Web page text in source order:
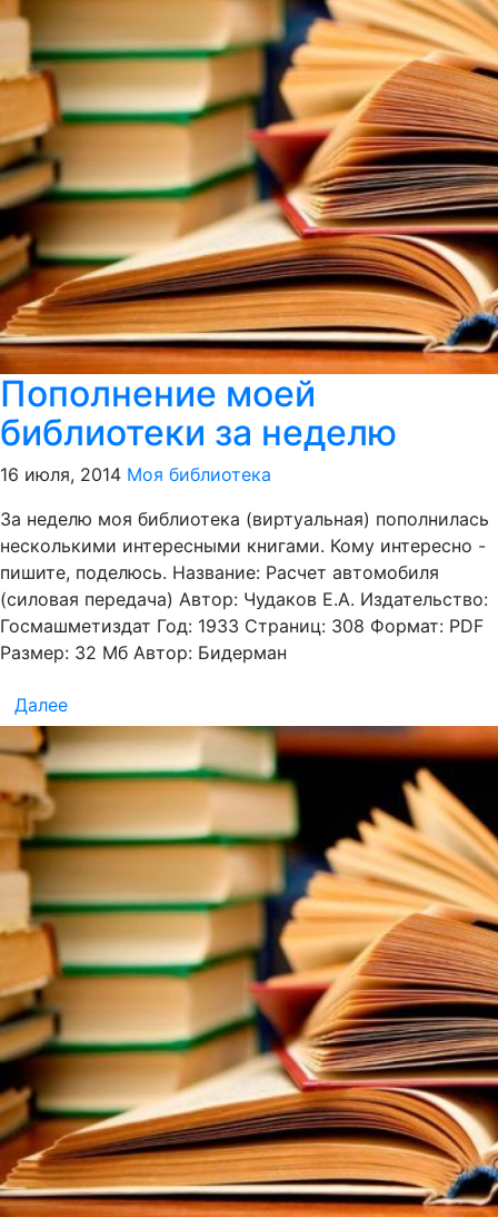
Пополнение моей
библиотеки за неделю
16 июля, 2014 Моя библиотека
За неделю моя библиотека (виртуальная) пополнилась
несколькими интересными книгами. Кому интересно -
пишите, поделюсь. Название: Расчет автомобиля
(силовая передача) Автор: Чудаков Е.А. Издательство:
Госмашметиздат Год: 1933 Страниц: 308 Формат: PDF
Размер: 32 Мб Автор: Бидерман
Далее